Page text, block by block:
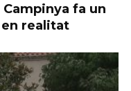
fa un
realitat